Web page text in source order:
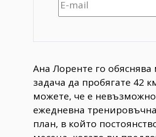
Ана Лоренте го
задача да пробягате 42
можете, че е
ежедневна
план, в който